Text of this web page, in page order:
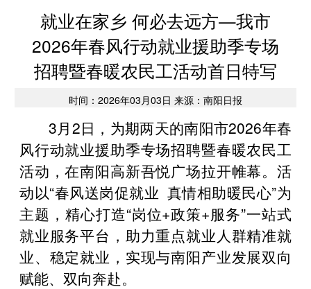
就业在家乡 何必去远方—我市
2026年春风行动就业援助季专场
招聘暨春暖农民工活动首日特写
时间：2026年03月03日 来源：南阳日报
3月2日，为期两天的南阳市2026年春
风行动就业援助季专场招聘暨春暖农民工
活动，在南阳高新吾悦广场拉开帷幕。活
动以“春风送岗促就业 真情相助暖民心”为
主题，精心打造“岗位+政策+服务”一站式
就业服务平台，助力重点就业人群精准就
业、稳定就业，实现与南阳产业发展双向
赋能、双向奔赴。